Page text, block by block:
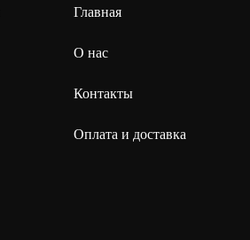
Главная
О нас
Контакты
Оплата и доставка